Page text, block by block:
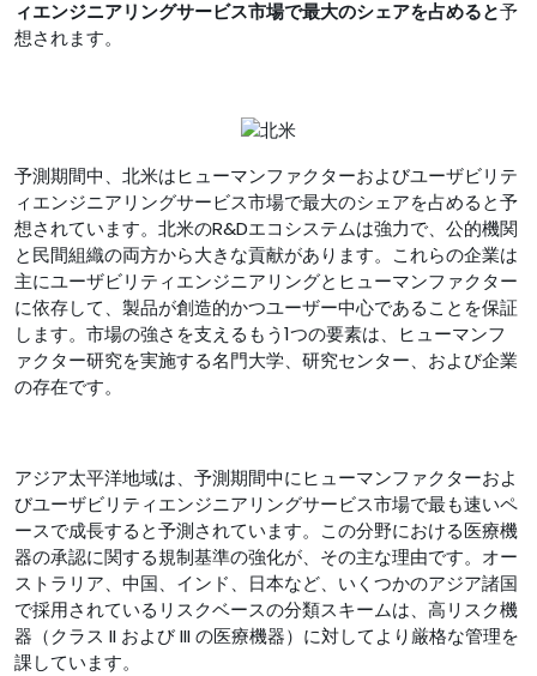
ィエンジニアリングサービス市場で最大のシェアを占めると予
想されます。
予測期間中、北米はヒューマンファクターおよびユーザビリテ
ィエンジニアリングサービス市場で最大のシェアを占めると予
想されています。北米のR&Dエコシステムは強力で、公的機関
と民間組織の両方から大きな貢献があります。これらの企業は
主にユーザビリティエンジニアリングとヒューマンファクター
に依存して、製品が創造的かつユーザー中心であることを保証
します。市場の強さを支えるもう1つの要素は、ヒューマンフ
ァクター研究を実施する名門大学、研究センター、および企業
の存在です。
アジア太平洋地域は、予測期間中にヒューマンファクターおよ
びユーザビリティエンジニアリングサービス市場で最も速いペ
ースで成長すると予測されています。この分野における医療機
器の承認に関する規制基準の強化が、その主な理由です。オー
ストラリア、中国、インド、日本など、いくつかのアジア諸国
で採用されているリスクベースの分類スキームは、高リスク機
器（クラス II および III の医療機器）に対してより厳格な管理を
課しています。